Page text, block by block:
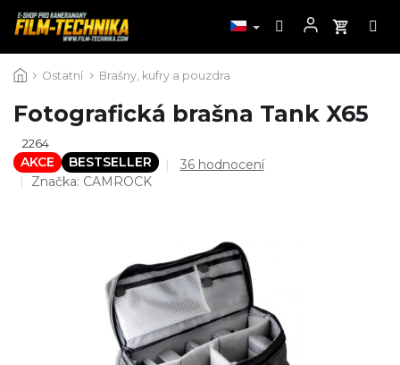
na
Ostatní Brašny, kufry a pouzdra
Fotografická brašna Tank X65
2264
AKCE BESTSELLER
Průměrné
5
hvězdiček.
36 hodnocení
Značka: CAMROCK